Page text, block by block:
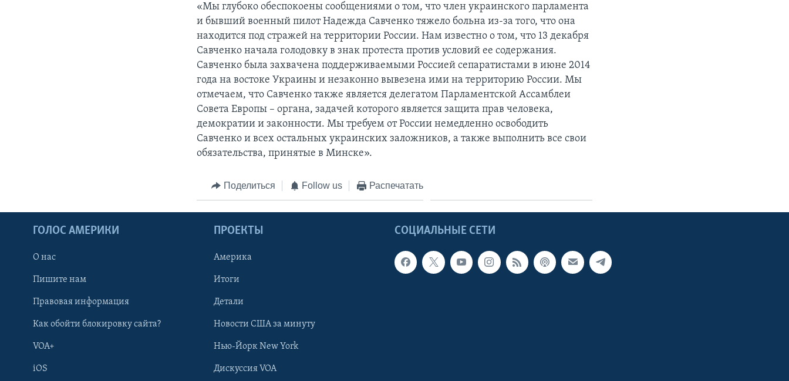
«Мы глубоко обеспокоены сообщениями о том, что член украинского парламента
и бывший военный пилот Надежда Савченко тяжело больна из-за того, что она
находится под стражей на территории России. Нам известно о том, что 13 декабря
Савченко начала голодовку в знак протеста против условий ее содержания.
Савченко была захвачена поддерживаемыми Россией сепаратистами в июне 2014
года на востоке Украины и незаконно вывезена ими на территорию России. Мы
отмечаем, что Савченко также является делегатом Парламентской Ассамблеи
Совета Европы – органа, задачей которого является защита прав человека,
демократии и законности. Мы требуем от России немедленно освободить
Савченко и всех остальных украинских заложников, а также выполнить все свои
обязательства, принятые в Минске».
Поделиться Follow us Распечатать
СОЦИАЛЬНЫЕ СЕТИ
ГОЛОС АМЕРИКИ
О нас
Пишите нам
Правовая информация
Как обойти блокировку сайта?
VOA+
iOS
ПРОЕКТЫ
Америка
Итоги
Детали
Новости США за минуту
Нью-Йорк New York
Дискуссия VOA